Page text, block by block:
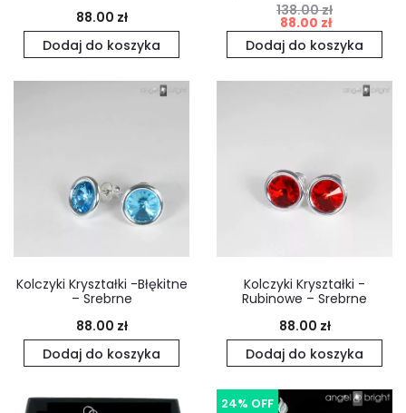
88.00 zł
Dodaj do koszyka
138.00zł
Pierwotna
cena
88.00 zł
Aktualna
cena
Dodaj do koszyka
Kolczyki Kryształki -Błękitne
– Srebrne
88.00 zł
Dodaj do koszyka
Kolczyki Kryształki -
Rubinowe – Srebrne
88.00 zł
Dodaj do koszyka
24% OFF